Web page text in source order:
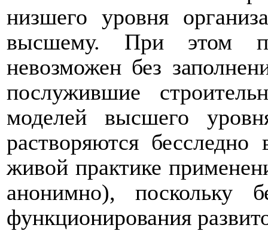
низшего уровня
высшему. При этом
невозможен без
послужившие
моделей высшего
растворяются
живой практике
анонимно), поскольку
функционирования